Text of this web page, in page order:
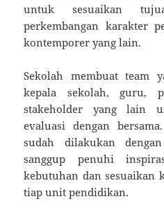
untuk sesuaikan
perkembangan karakter
kontemporer yang lain.
Sekolah membuat team
kepala sekolah, guru,
stakeholder yang lain
evaluasi dengan
sudah dilakukan
sanggup penuhi
kebutuhan dan sesuaikan
tiap unit pendidikan.